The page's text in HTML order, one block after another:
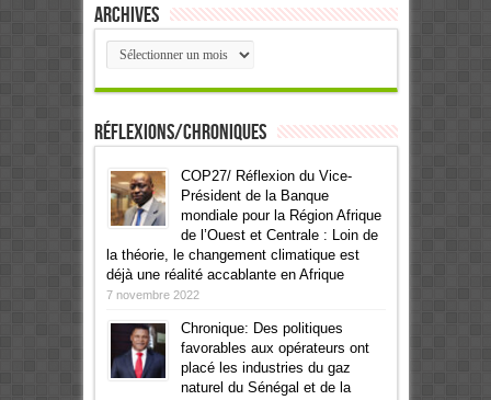
Archives
Archives
Réflexions/Chroniques
COP27/ Réflexion du Vice-
Président de la Banque
mondiale pour la Région Afrique
de l’Ouest et Centrale : Loin de
la théorie, le changement climatique est
déjà une réalité accablante en Afrique
7 novembre 2022
Chronique: Des politiques
favorables aux opérateurs ont
placé les industries du gaz
naturel du Sénégal et de la